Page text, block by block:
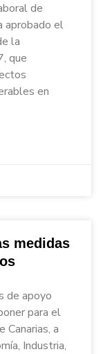
de
aprobado el
la
que
en
medidas
de apoyo
para el
Canarias, a
Industria,